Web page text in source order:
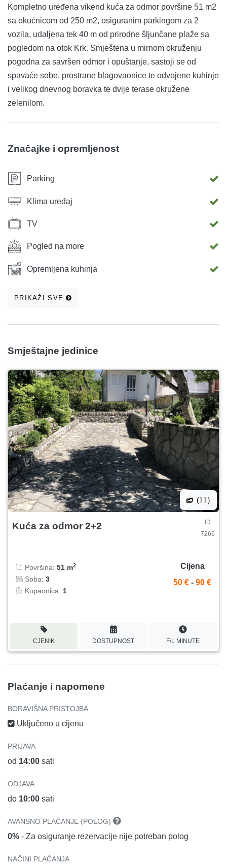
Kompletno uređena vikend kuća za odmor površine 51 m2
sa okućnicom od 250 m2, osiguranim parkingom za 2
vozila, udaljena tek 40 m od prirodne šljunčane plaže sa
pogledom na otok Krk. Smještena u mirnom okruženju
pogodna za savršen odmor i opuštanje, sastoji se od
spavaće sobe, prostrane blagovaonice te odvojene kuhinje
i velikog dnevnog boravka te dvije terase okružene
zelenilom.
Značajke i opremljenost
Parking
Klima uređaj
TV
Pogled na more
Opremljena kuhinja
PRIKAŽI SVE
Smještajne jedinice
(11)
Kuća za odmor 2+2
ID
7266
Površina: 51 m2
Soba: 3
Kupaonica: 1
Cijena
50 € - 90 €
CJENIK DOSTUPNOST F/L MINUTE
Plaćanje i napomene
BORAVIŠNA PRISTOJBA
Uključeno u cijenu
PRIJAVA
od 14:00 sati
ODJAVA
do 10:00 sati
AVANSNO PLAĆANJE (POLOG)
0% - Za osiguranje rezervacije nije potreban polog
NAČINI PLAĆANJA